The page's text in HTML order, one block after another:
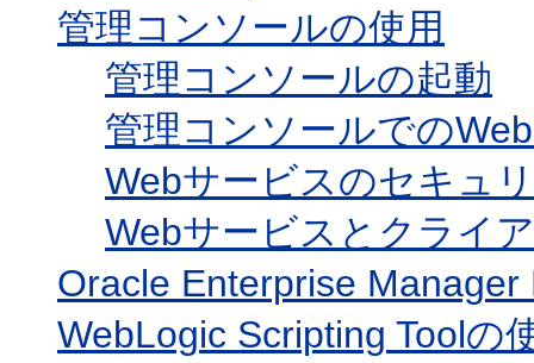
管理コンソールの使用
管理コンソールの起動
管理コンソールでの
Webサービスのセキュ
Webサービスとクライ
Oracle Enterprise
WebLogic Scripting Toolの